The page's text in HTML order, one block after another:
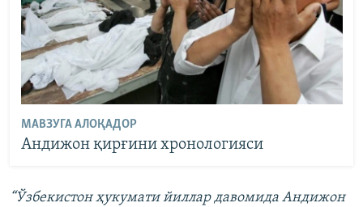
МАВЗУГА АЛОҚАДОР
Андижон қирғини хронологияси
“Ўзбекистон ҳукумати йиллар давомида Андижон